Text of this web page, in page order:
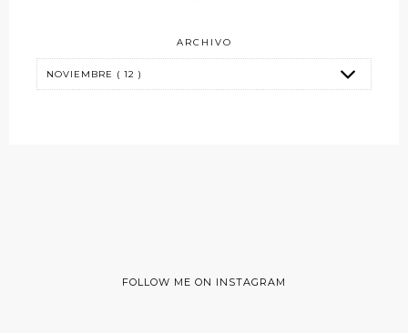
ARCHIVO
FOLLOW ME ON INSTAGRAM